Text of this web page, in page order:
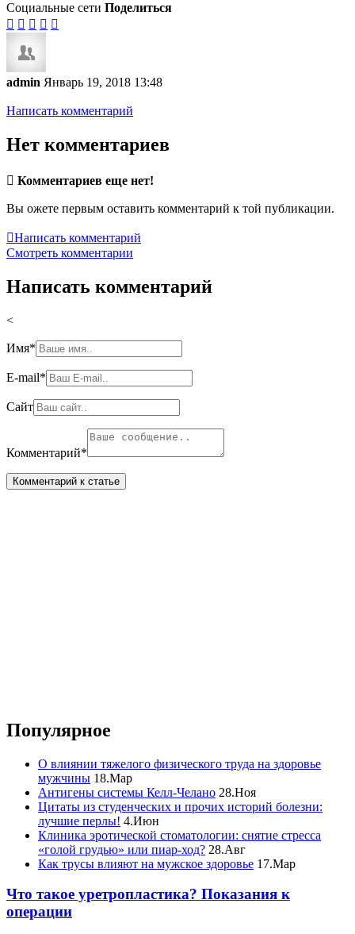
Социальные сети Поделиться
    
admin Январь 19, 2018 13:48
Написать комментарий
Нет комментариев
 Комментариев еще нет!
Вы ожете первым оставить комментарий к той публикации.
Написать комментарий
Смотреть комментарии
Написать комментарий
<
Имя*
E-mail*
Сайт
Комментарий*
Популярное
О влиянии тяжелого физического труда на здоровье
мужчины 18.Мар
Антигены системы Келл-Челано 28.Ноя
Цитаты из студенческих и прочих историй болезни:
лучшие перлы! 4.Июн
Клиника эротической стоматологии: снятие стресса
«голой грудью» или пиар-ход? 28.Авг
Как трусы влияют на мужское здоровье 17.Мар
Что такое уретропластика? Показания к
операции